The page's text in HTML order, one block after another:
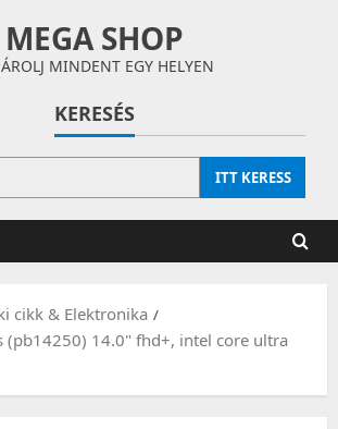
MEGA SHOP
MINDENT EGY HELYEN
KERESÉS
ITT KERESS
cikk & Elektronika
(pb14250) 14.0" fhd+, intel core ultra